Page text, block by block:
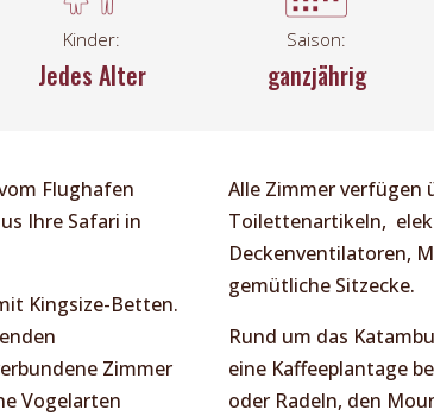
Kinder:
Jedes Alter
Saison:
ganzjährig
Flughafen
Ihre Safari in
Kingsize-Betten.
Zimmer
Vogelarten
Alle Zimmer verfügen
Toilettenartikeln,
Deckenventilatoren,
gemütliche Sitzecke.
Rund um das
eine Kaffeeplantage
oder Radeln, den